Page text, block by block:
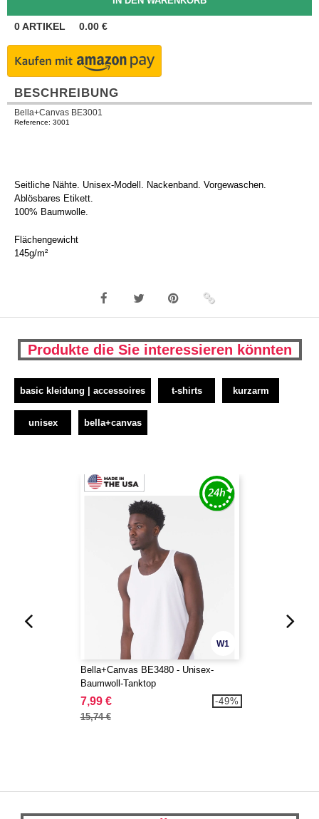
0ARTIKEL 0.00 €
BESCHREIBUNG
Bella+Canvas BE3001
Reference: 3001
Seitliche Nähte. Unisex-Modell. Nackenband. Vorgewaschen.
Ablösbares Etikett.
100% Baumwolle.
Flächengewicht
145g/m²
Produkte die Sie interessieren könnten
basic kleidung | accessoires t-shirts kurzarm
unisex bella+canvas
W1
Bella+Canvas BE3480 - Unisex-
Baumwoll-Tanktop
7,99 €
15,74 €
-49%